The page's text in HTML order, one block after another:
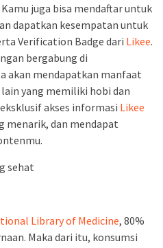
Kamu juga bisa mendaftar untuk
dapatkan kesempatan untuk
Verification Badge dari Likee.
bergabung di
akan mendapatkan manfaat
yang memiliki hobi dan
akses informasi Likee
menarik, dan mendapat
sehat
Library of Medicine, 80%
Maka dari itu, konsumsi